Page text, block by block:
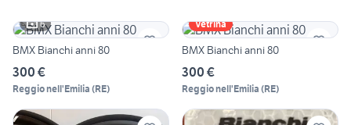
6
BMX Bianchi anni 80
300 €
Reggio nell'Emilia (RE)
Vetrina
BMX Bianchi anni 80
300 €
Reggio nell'Emilia (RE)